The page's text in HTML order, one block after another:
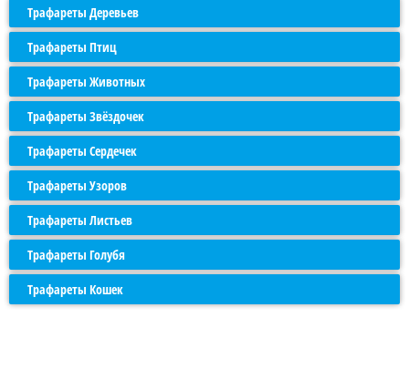
Трафареты Деревьев
Трафареты Птиц
Трафареты Животных
Трафареты Звёздочек
Трафареты Сердечек
Трафареты Узоров
Трафареты Листьев
Трафареты Голубя
Трафареты Кошек